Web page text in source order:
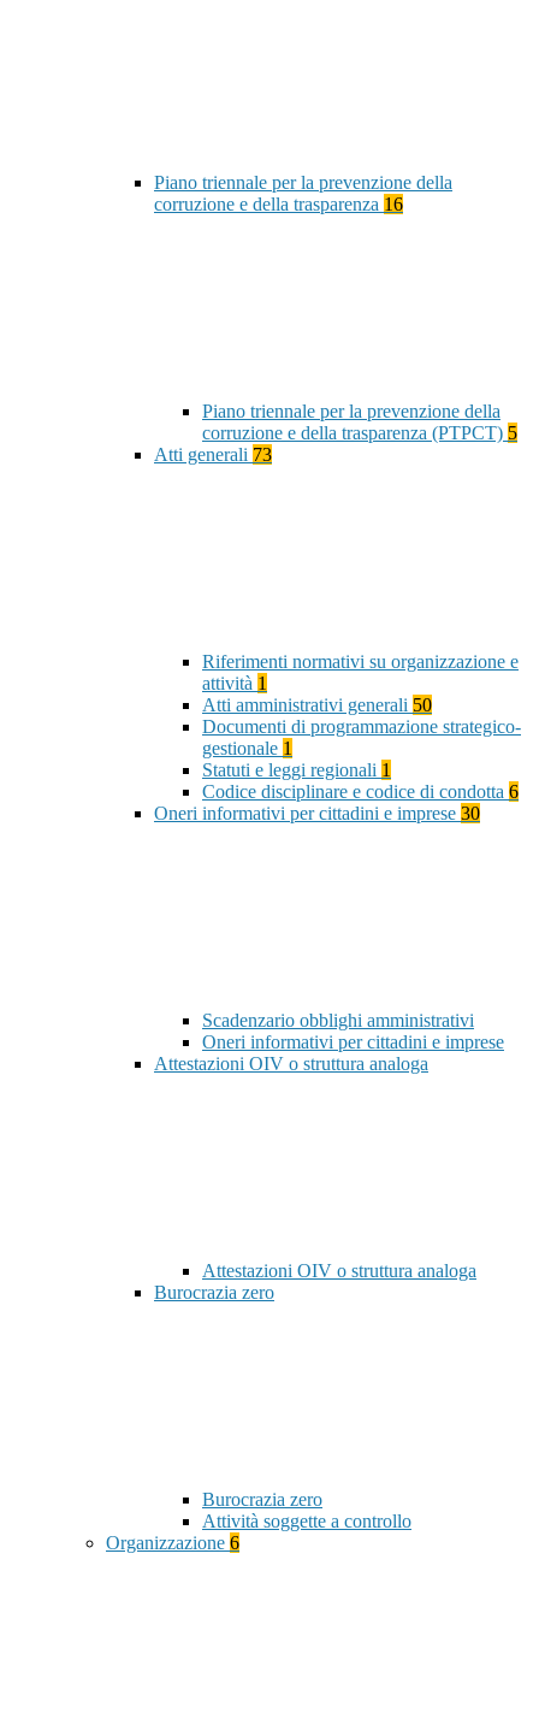
Piano triennale per la prevenzione della
corruzione e della trasparenza 16
Piano triennale per la prevenzione della
corruzione e della trasparenza (PTPCT) 5
Atti generali 73
Riferimenti normativi su organizzazione e
attività 1
Atti amministrativi generali 50
Documenti di programmazione strategico-
gestionale 1
Statuti e leggi regionali 1
Codice disciplinare e codice di condotta 6
Oneri informativi per cittadini e imprese 30
Scadenzario obblighi amministrativi
Oneri informativi per cittadini e imprese
Attestazioni OIV o struttura analoga
Attestazioni OIV o struttura analoga
Burocrazia zero
Burocrazia zero
Attività soggette a controllo
Organizzazione 6